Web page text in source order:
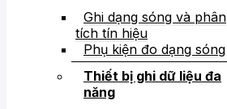
Ghi dạng sóng và phân
tích tín hiệu
Phụ kiện đo dạng sóng
Thiết bị ghi dữ liệu đa
năng